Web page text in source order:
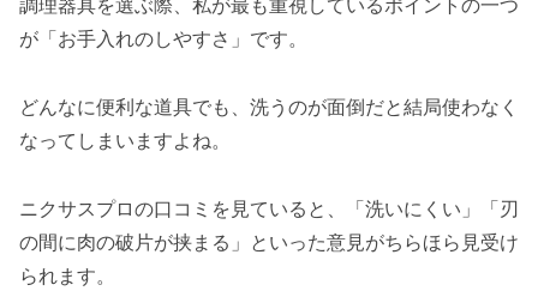
調理器具を選ぶ際、私が最も重視しているポイントの一つ
が「お手入れのしやすさ」です。
どんなに便利な道具でも、洗うのが面倒だと結局使わなく
なってしまいますよね。
ニクサスプロの口コミを見ていると、「洗いにくい」「刃
の間に肉の破片が挟まる」といった意見がちらほら見受け
られます。